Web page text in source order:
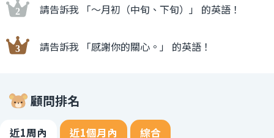
請告訴我 「〜月初（中旬、下旬）」 的英語！
請告訴我 「感謝你的關心。」 的英語！
顧問排名
近1周內 近1個月內 綜合